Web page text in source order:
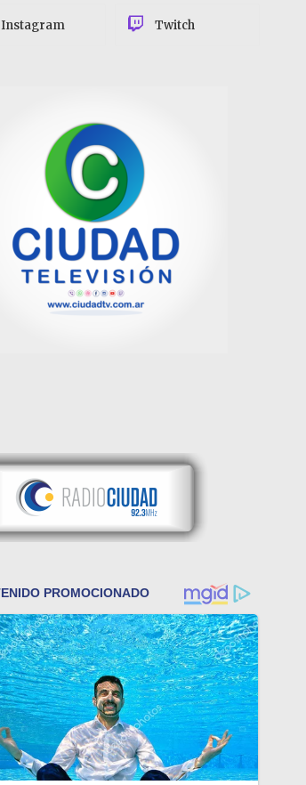
Instagram Twitch